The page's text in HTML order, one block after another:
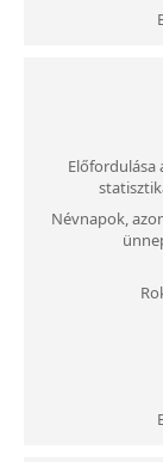
Előfordulása
Névnapok,